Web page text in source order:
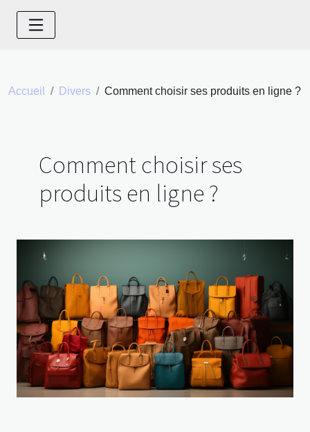
Accueil Divers Comment choisir ses produits en ligne ?
Comment choisir ses
produits en ligne ?